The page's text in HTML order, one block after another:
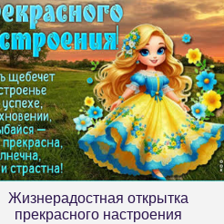
Жизнерадостная открытка
прекрасного настроения